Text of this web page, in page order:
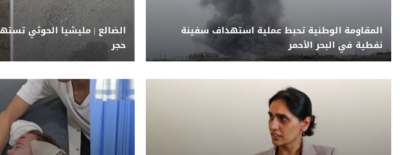
المقاومة الوطنية تحبط عملية استهداف سفينة
نفطية في البحر الأحمر
الضالع | مليشيا الحوثي
حجر